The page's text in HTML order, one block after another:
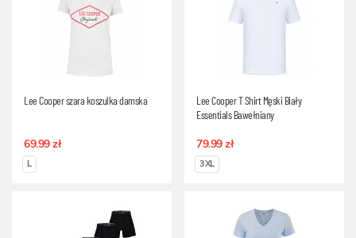
Lee Cooper szara koszulka damska
69.99 zł
L
Lee Cooper T Shirt Męski Biały
Essentials Bawełniany
79.99 zł
3XL